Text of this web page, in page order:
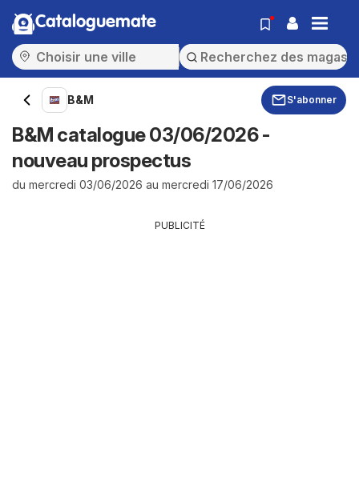
Cataloguemate
B&M S'abonner
B&M catalogue 03/06/2026 -
nouveau prospectus
du mercredi 03/06/2026 au mercredi 17/06/2026
PUBLICITÉ